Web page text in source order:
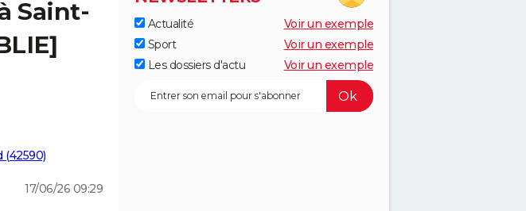
Saint-
(42590)
17/06/26 09:29
Actualité
Voir un exemple
Sport
Voir un exemple
Les dossiers d'actu
Voir un exemple